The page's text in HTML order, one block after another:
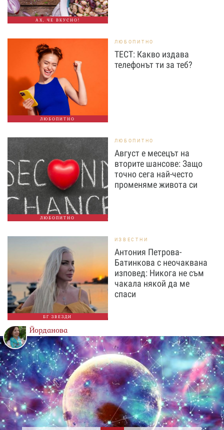
АХ, ЧЕ ВКУСНО!
ЛЮБОПИТНО
ЛЮБОПИТНО
ТЕСТ: Какво издава
телефонът ти за теб?
ЛЮБОПИТНО
ЛЮБОПИТНО
Август е месецът на
вторите шансове: Защо
точно сега най-често
променяме живота си
БГ ЗВЕЗДИ
ИЗВЕСТНИ
Антония Петрова-
Батинкова с неочаквана
изповед: Никога не съм
чакала някой да ме
спаси
Йорданова